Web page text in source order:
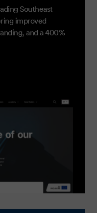
Southeast
improved
and a 400%